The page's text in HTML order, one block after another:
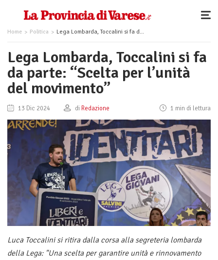
Home Politica Lega Lombarda, Toccalini si fa da parte: “Scelta per l’unità del movimento”
Lega Lombarda, Toccalini si fa
da parte: “Scelta per l’unità
del movimento”
13 Dic 2024 di Redazione 1 min di lettura
Luca Toccalini si ritira dalla corsa alla segreteria lombarda
della Lega: "Una scelta per garantire unità e rinnovamento